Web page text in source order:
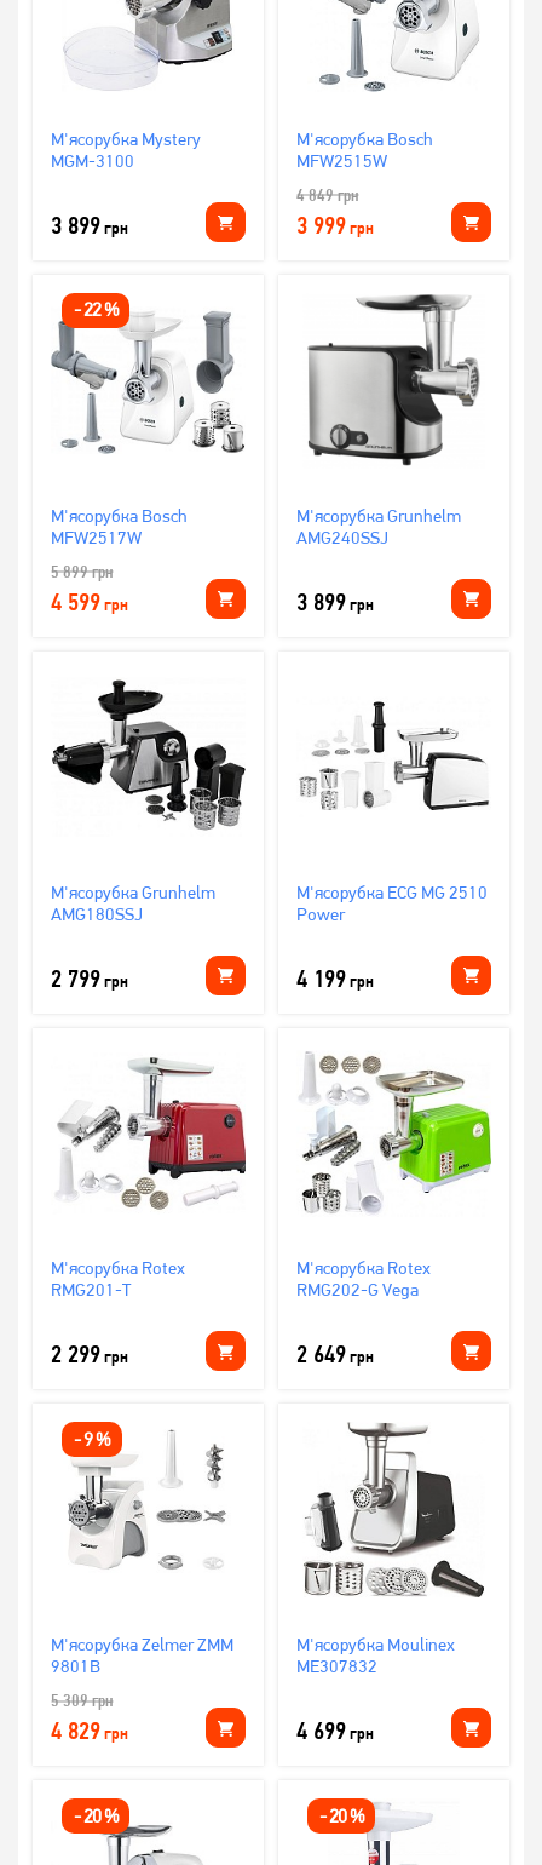
М'ясорубка Mystery
MGM-3100
3 899грн
М'ясорубка Bosch
MFW2515W
4 849грн
3 999грн
-22%
М'ясорубка Bosch
MFW2517W
5 899грн
4 599грн
М'ясорубка Grunhelm
AMG240SSJ
3 899грн
М'ясорубка Grunhelm
AMG180SSJ
2 799грн
М'ясорубка ECG MG 2510
Power
4 199грн
М'ясорубка Rotex
RMG201-T
2 299грн
М'ясорубка Rotex
RMG202-G Vega
2 649грн
-9%
М'ясорубка Zelmer ZMM
9801B
5 309грн
4 829грн
М'ясорубка Moulinex
ME307832
4 699грн
-20% -20%